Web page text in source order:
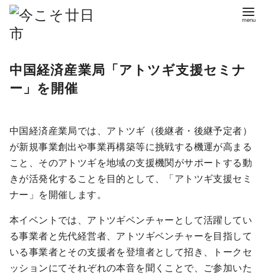
中国経済産業局「アトツギ支援セミナ
ー」を開催
中国経済産業局では、アトツギ（後継者・後継予定者）
が新規事業創出や事業再構築等に挑戦する機運が高まる
こと、そのアトツギを地域の支援機関がサポートする動
きが活発化することを目的として、「アトツギ支援セミ
ナー」を開催します。
本イベントでは、アトツギベンチャーとして活躍してい
る事業者と先代経営者、アトツギベンチャーを目指して
いる事業者とその支援者を登壇者として招き、トークセ
ッションにてそれぞれの本音を聞くことで、ご参加いた